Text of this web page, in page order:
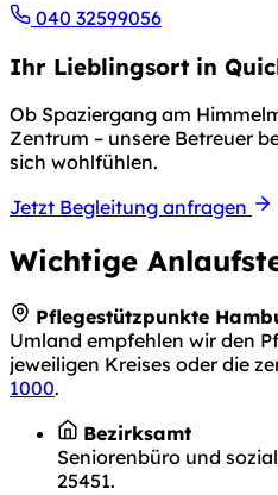
040 32599056
Ihr Lieblingsort in
Ob Spaziergang am
Zentrum – unsere Betreuer
sich wohlfühlen.
Jetzt Begleitung anfragen
Wichtige
Pflegestützpunkte
Umland empfehlen wir den
jeweiligen Kreises oder die
1000.
Bezirksamt
Seniorenbüro und
25451.